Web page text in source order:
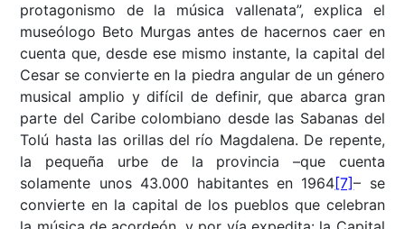
protagonismo de la música vallenata”, explica el
museólogo Beto Murgas antes de hacernos caer en
cuenta que, desde ese mismo instante, la capital del
Cesar se convierte en la piedra angular de un género
musical amplio y difícil de definir, que abarca gran
parte del Caribe colombiano desde las Sabanas del
Tolú hasta las orillas del río Magdalena. De repente,
la pequeña urbe de la provincia –que cuenta
solamente unos 43.000 habitantes en 1964[7]– se
convierte en la capital de los pueblos que celebran